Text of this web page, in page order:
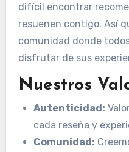
difícil encontrar
resuenen contigo. Así
comunidad donde
disfrutar de sus
Nuestros
Autenticidad:
cada reseña y
Comunidad: